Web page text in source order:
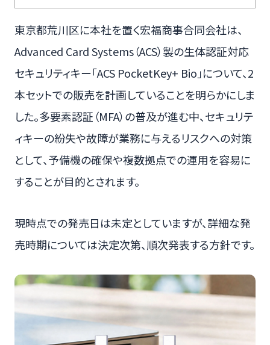
東京都荒川区に本社を置く宏福商事合同会社は、
Advanced Card Systems（ACS）製の生体認証対応
セキュリティキー「ACS PocketKey+ Bio」について、2
本セットでの販売を計画していることを明らかにしま
した。多要素認証（MFA）の普及が進む中、セキュリテ
ィキーの紛失や故障が業務に与えるリスクへの対策
として、予備機の確保や複数拠点での運用を容易に
することが目的とされます。
現時点での発売日は未定としていますが、詳細な発
売時期については決定次第、順次発表する方針です。